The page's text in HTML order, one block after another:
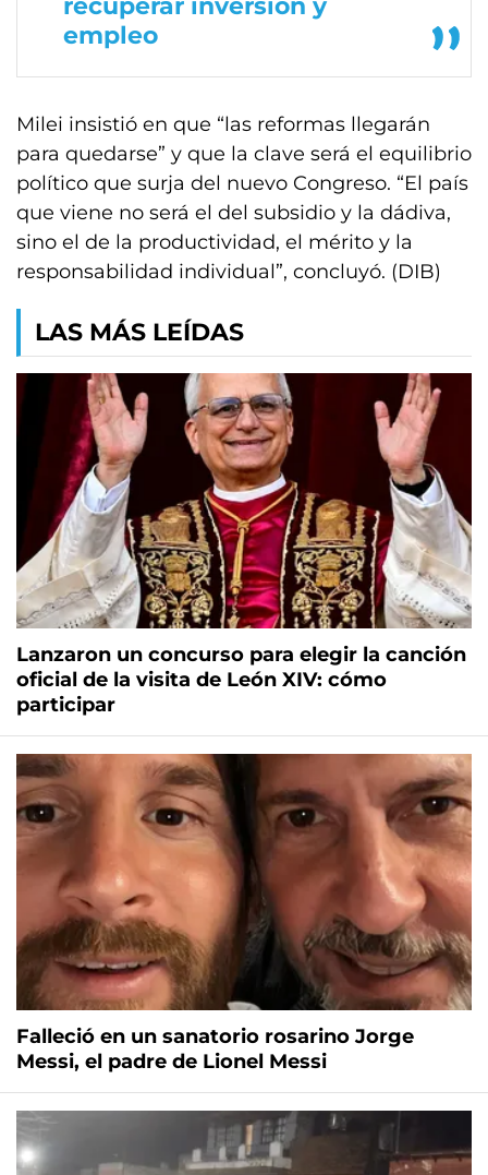
recuperar inversión y
empleo
Milei insistió en que “las reformas llegarán
para quedarse” y que la clave será el equilibrio
político que surja del nuevo Congreso. “El país
que viene no será el del subsidio y la dádiva,
sino el de la productividad, el mérito y la
responsabilidad individual”, concluyó. (DIB)
LAS MÁS LEÍDAS
Lanzaron un concurso para elegir la canción
oficial de la visita de León XIV: cómo
participar
Falleció en un sanatorio rosarino Jorge
Messi, el padre de Lionel Messi